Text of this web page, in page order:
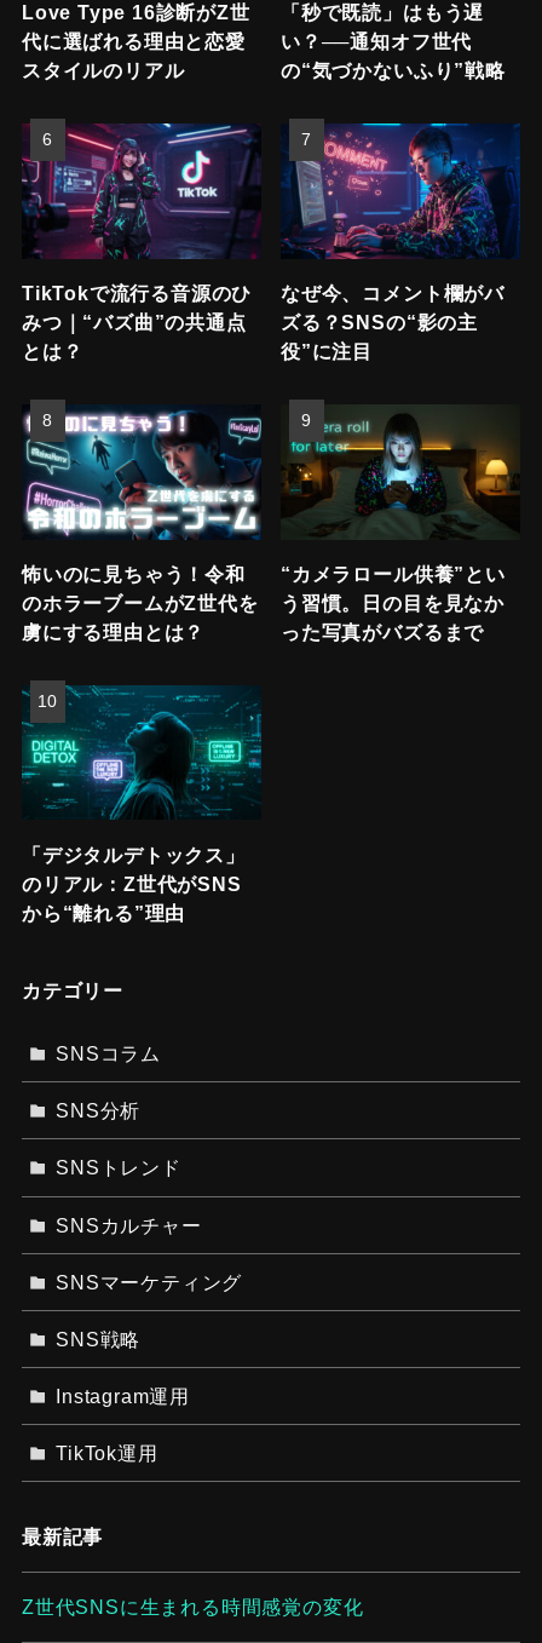
Love Type 16診断がZ世
代に選ばれる理由と恋愛
スタイルのリアル
「秒で既読」はもう遅
い？──通知オフ世代
の“気づかないふり”戦略
TikTokで流行る音源のひ
みつ｜“バズ曲”の共通点
とは？
なぜ今、コメント欄がバ
ズる？SNSの“影の主
役”に注目
怖いのに見ちゃう！令和
のホラーブームがZ世代を
虜にする理由とは？
“カメラロール供養”とい
う習慣。日の目を見なか
った写真がバズるまで
「デジタルデトックス」
のリアル：Z世代がSNS
から“離れる”理由
カテゴリー
SNSコラム
SNS分析
SNSトレンド
SNSカルチャー
SNSマーケティング
SNS戦略
Instagram運用
TikTok運用
最新記事
Z世代SNSに生まれる時間感覚の変化